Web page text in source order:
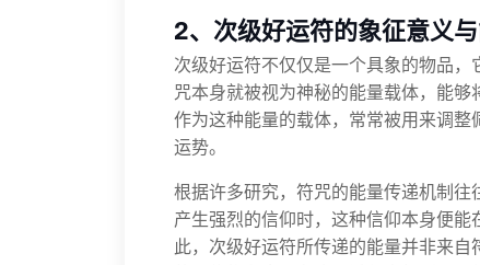
2、次级好运符的象征意义
次级好运符不仅仅是一个具象的物品
咒本身就被视为神秘的能量载体，能
作为这种能量的载体，常常被用来调
运势。
根据许多研究，符咒的能量传递机制
产生强烈的信仰时，这种信仰本身便
此，次级好运符所传递的能量并非来